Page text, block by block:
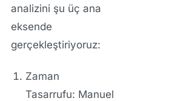
analizini şu üç ana
eksende
gerçekleştiriyoruz:
Zaman
Tasarrufu: Manuel